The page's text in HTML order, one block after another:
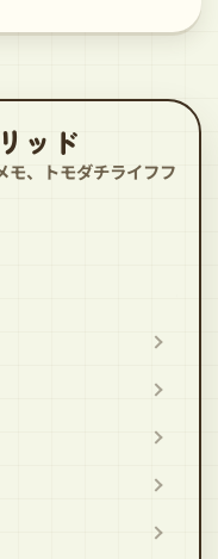
ッド
モ、トモダチライフフ